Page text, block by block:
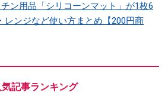
ン用品「シリコーンマット」​​が1枚6
レンジなど使い方まとめ【200円商